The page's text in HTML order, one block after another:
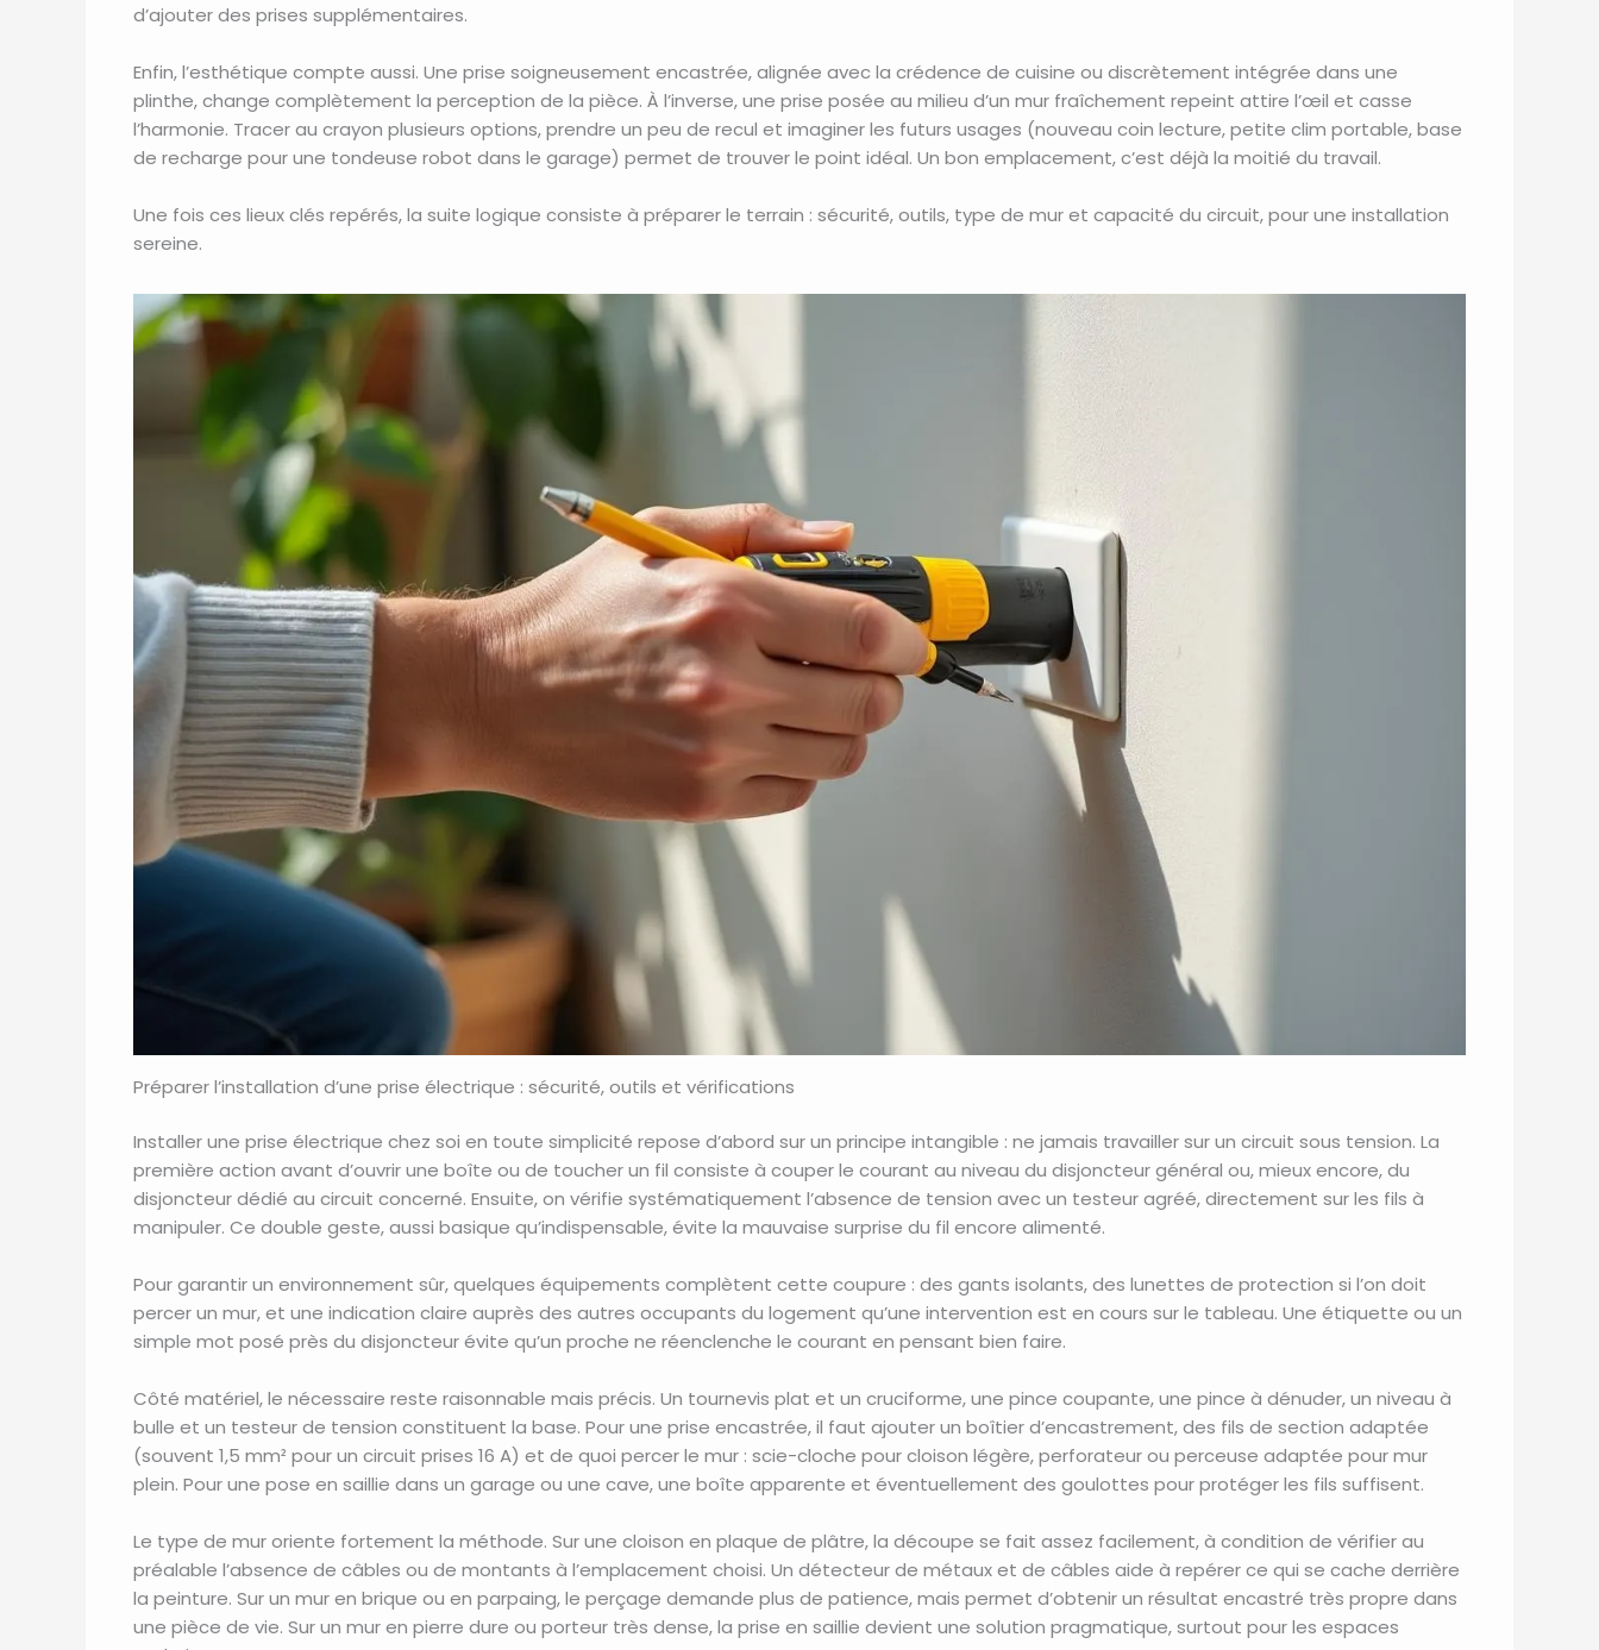
d’ajouter des prises supplémentaires.
Enfin, l’esthétique compte aussi. Une prise soigneusement encastrée, alignée avec la crédence de cuisine ou discrètement intégrée dans une
plinthe, change complètement la perception de la pièce. À l’inverse, une prise posée au milieu d’un mur fraîchement repeint attire l’œil et casse
l’harmonie. Tracer au crayon plusieurs options, prendre un peu de recul et imaginer les futurs usages (nouveau coin lecture, petite clim portable, base
de recharge pour une tondeuse robot dans le garage) permet de trouver le point idéal. Un bon emplacement, c’est déjà la moitié du travail.
Une fois ces lieux clés repérés, la suite logique consiste à préparer le terrain : sécurité, outils, type de mur et capacité du circuit, pour une installation
sereine.
Préparer l’installation d’une prise électrique : sécurité, outils et vérifications
Installer une prise électrique chez soi en toute simplicité repose d’abord sur un principe intangible : ne jamais travailler sur un circuit sous tension. La
première action avant d’ouvrir une boîte ou de toucher un fil consiste à couper le courant au niveau du disjoncteur général ou, mieux encore, du
disjoncteur dédié au circuit concerné. Ensuite, on vérifie systématiquement l’absence de tension avec un testeur agréé, directement sur les fils à
manipuler. Ce double geste, aussi basique qu’indispensable, évite la mauvaise surprise du fil encore alimenté.
Pour garantir un environnement sûr, quelques équipements complètent cette coupure : des gants isolants, des lunettes de protection si l’on doit
percer un mur, et une indication claire auprès des autres occupants du logement qu’une intervention est en cours sur le tableau. Une étiquette ou un
simple mot posé près du disjoncteur évite qu’un proche ne réenclenche le courant en pensant bien faire.
Côté matériel, le nécessaire reste raisonnable mais précis. Un tournevis plat et un cruciforme, une pince coupante, une pince à dénuder, un niveau à
bulle et un testeur de tension constituent la base. Pour une prise encastrée, il faut ajouter un boîtier d’encastrement, des fils de section adaptée
(souvent 1,5 mm² pour un circuit prises 16 A) et de quoi percer le mur : scie-cloche pour cloison légère, perforateur ou perceuse adaptée pour mur
plein. Pour une pose en saillie dans un garage ou une cave, une boîte apparente et éventuellement des goulottes pour protéger les fils suffisent.
Le type de mur oriente fortement la méthode. Sur une cloison en plaque de plâtre, la découpe se fait assez facilement, à condition de vérifier au
préalable l’absence de câbles ou de montants à l’emplacement choisi. Un détecteur de métaux et de câbles aide à repérer ce qui se cache derrière
la peinture. Sur un mur en brique ou en parpaing, le perçage demande plus de patience, mais permet d’obtenir un résultat encastré très propre dans
une pièce de vie. Sur un mur en pierre dure ou porteur très dense, la prise en saillie devient une solution pragmatique, surtout pour les espaces